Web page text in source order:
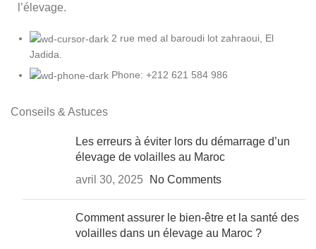
l’élevage.
2 rue med al baroudi lot zahraoui, El
Jadida.
Phone: +212 621 584 986
Conseils & Astuces
Les erreurs à éviter lors du démarrage d’un
élevage de volailles au Maroc
avril 30, 2025
No Comments
Comment assurer le bien-être et la santé des
volailles dans un élevage au Maroc ?